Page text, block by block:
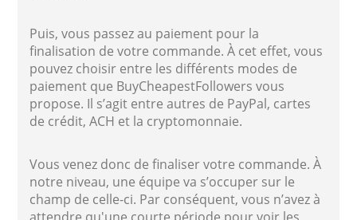
Puis, vous passez au paiement pour la
finalisation de votre commande. À cet effet, vous
pouvez choisir entre les différents modes de
paiement que BuyCheapestFollowers vous
propose. Il s’agit entre autres de PayPal, cartes
de crédit, ACH et la cryptomonnaie.
Vous venez donc de finaliser votre commande. À
notre niveau, une équipe va s’occuper sur le
champ de celle-ci. Par conséquent, vous n’avez à